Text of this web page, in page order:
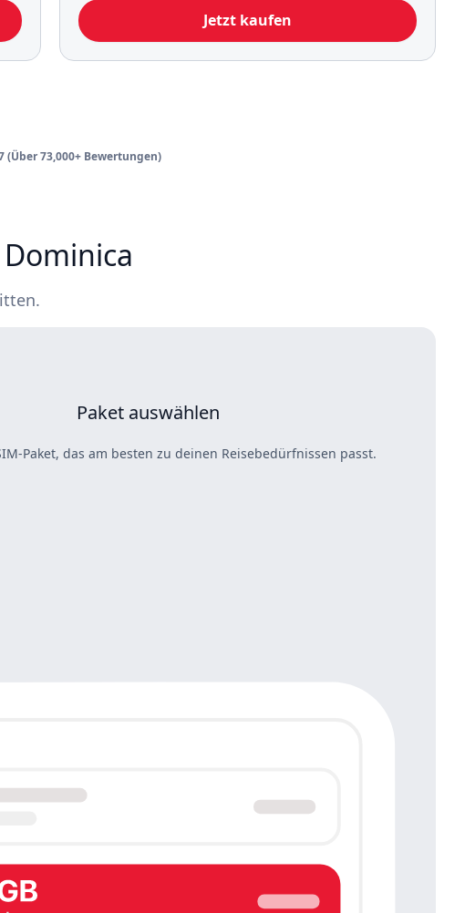
Jetzt kaufen
(Über 73,000+ Bewertungen)
Paket auswählen
Paket, das am besten zu deinen Reisebedürfnissen passt.